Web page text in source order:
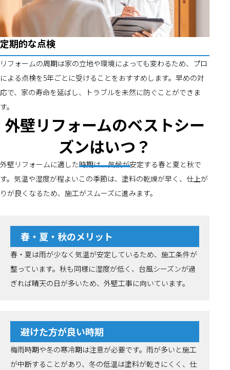
定期的な点検
リフォームの周期は家の立地や環境によっても変わるため、プロ
による点検を5年ごとに受けることをおすすめします。早めの対
応で、家の寿命を延ばし、トラブルを未然に防ぐことができま
す。
外壁リフォームのベストシー
ズンはいつ？
外壁リフォームに適した時期は、気候が安定する春と夏と秋で
す。気温や湿度が程よいこの季節は、塗料の乾燥が早く、仕上が
りが良くなるため、施工がスムーズに進みます。
春・夏・秋のメリット
春・夏は雨が少なく気温が安定しているため、施工条件が
整っています。秋も同様に湿度が低く、台風シーズンが過
ぎれば晴天の日が多いため、外壁工事に向いています。
避けた方が良い時期
梅雨時期や冬の寒冷期は注意が必要です。雨が多いと施工
が中断することがあり、冬の低温は塗料が乾きにくく、仕